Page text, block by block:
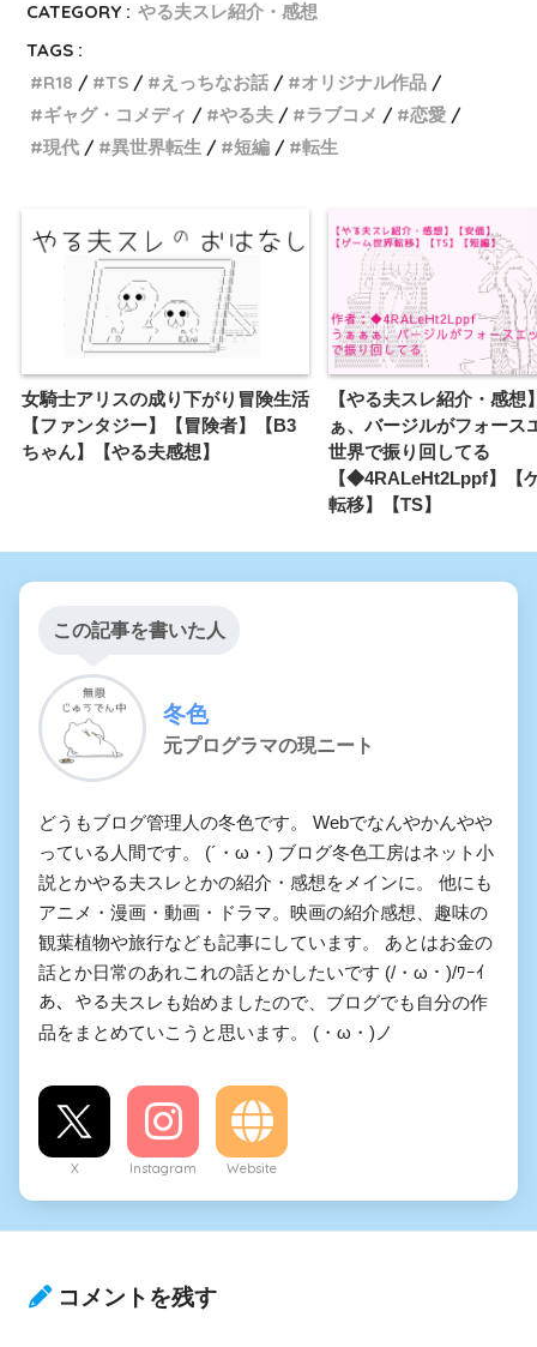
CATEGORY : やる夫スレ紹介・感想
TAGS :
R18
TS えっちなお話
オリジナル作品
ギャグ・コメディ
やる夫 ラブコメ
恋愛
現代
異世界転生 短編 転生
女騎士アリスの成り下がり冒険生活
【ファンタジー】【冒険者】【B3
ちゃん】【やる夫感想】
【やる夫スレ紹介・感想
ぁ、バージルがフォース
世界で振り回してる
【◆4RALeHt2Lppf】【
転移】【TS】
この記事を書いた人
冬色
元プログラマの現ニート
どうもブログ管理人の冬色です。 Webでなんやかんやや
っている人間です。 (´・ω・) ブログ冬色工房はネット小
説とかやる夫スレとかの紹介・感想をメインに。 他にも
アニメ・漫画・動画・ドラマ。映画の紹介感想、趣味の
観葉植物や旅行なども記事にしています。 あとはお金の
話とか日常のあれこれの話とかしたいです (/・ω・)/ﾜｰｲ
あ、やる夫スレも始めましたので、ブログでも自分の作
品をまとめていこうと思います。 (・ω・)ノ
X Instagram Website
コメントを残す